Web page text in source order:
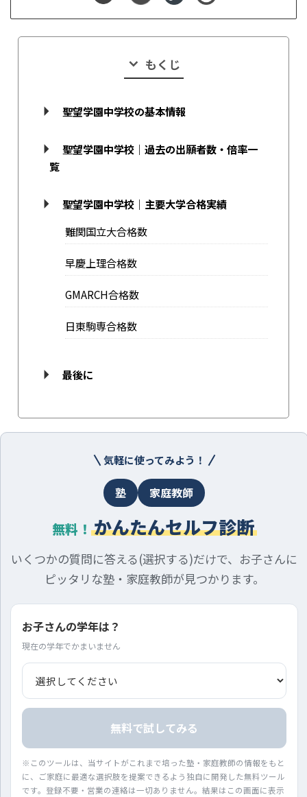
もくじ
聖望学園中学校の基本情報
聖望学園中学校｜過去の出願者数・倍率一
覧
聖望学園中学校｜主要大学合格実績
難関国立大合格数
早慶上理合格数
GMARCH合格数
日東駒専合格数
最後に
気軽に使ってみよう！
塾 家庭教師
無料！ かんたんセルフ診断
いくつかの質問に答える(選択する)だけで、お子さんに
ピッタリな塾・家庭教師が見つかります。
お子さんの学年は？
現在の学年でかまいません
無料で試してみる
※このツールは、当サイトがこれまで培った塾・家庭教師の情報をもと
に、ご家庭に最適な選択肢を提案できるよう独自に開発した無料ツール
です。登録不要・営業の連絡は一切ありません。結果はこの画面に表示